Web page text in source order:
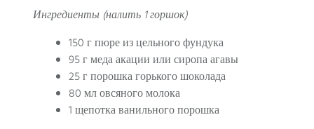
Ингредиенты (налить 1 горшок)
150 г пюре из цельного фундука
95 г меда акации или сиропа агавы
25 г порошка горького шоколада
80 мл овсяного молока
1 щепотка ванильного порошка